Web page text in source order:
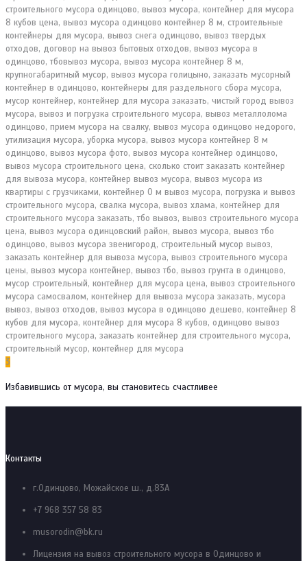
3
Избавившись от мусора, вы становитесь счастливее
Контакты
г.Одинцово, Можайское ш., д.83А
+7 968 357 58 83
musorodin@bk.ru
Лицензия на вывоз строительного мусора в Одинцово и